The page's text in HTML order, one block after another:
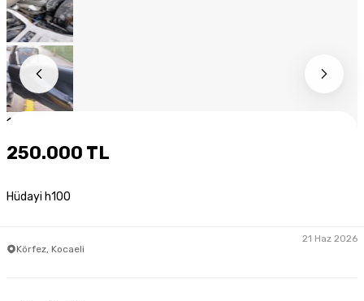
1
250.000 TL
Hüdayi h100
Körfez, Kocaeli
21 Haz 2026